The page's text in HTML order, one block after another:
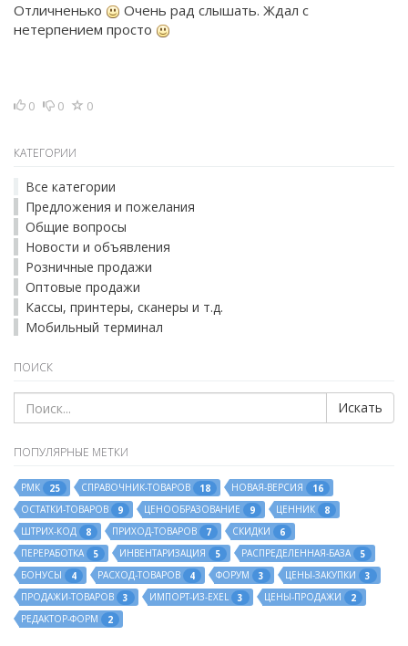
Отличненько
Очень рад слышать. Ждал с
нетерпением просто
0 0 0
КАТЕГОРИИ
Все категории
Предложения и пожелания
Общие вопросы
Новости и объявления
Розничные продажи
Оптовые продажи
Кассы, принтеры, сканеры и т.д.
Мобильный терминал
ПОИСК
Искать
ПОПУЛЯРНЫЕ МЕТКИ
РМК 25 СПРАВОЧНИК-ТОВАРОВ 18 НОВАЯ-ВЕРСИЯ
16
ОСТАТКИ-ТОВАРОВ
9 ЦЕНООБРАЗОВАНИЕ 9 ЦЕННИК
8
ШТРИХ-КОД
8 ПРИХОД-ТОВАРОВ 7 СКИДКИ
6
ПЕРЕРАБОТКА
5 ИНВЕНТАРИЗАЦИЯ 5 РАСПРЕДЕЛЕННАЯ-БАЗА
5
БОНУСЫ
4 РАСХОД-ТОВАРОВ 4 ФОРУМ 3 ЦЕНЫ-ЗАКУПКИ
3
ПРОДАЖИ-ТОВАРОВ
3 ИМПОРТ-ИЗ-EXEL 3 ЦЕНЫ-ПРОДАЖИ
2
РЕДАКТОР-ФОРМ
2